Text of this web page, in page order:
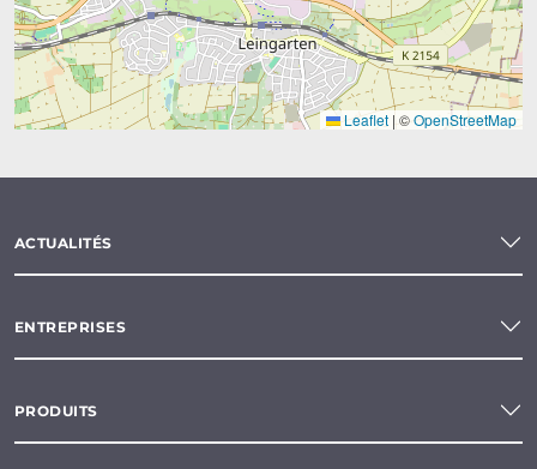
Leaflet |©OpenStreetMap
ACTUALITÉS
ENTREPRISES
PRODUITS